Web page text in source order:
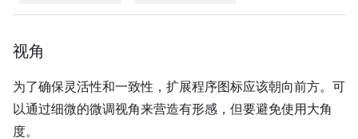
视角
为了确保灵活性和一致性，扩展程序图标应该朝向前方。可
以通过细微的微调视角来营造有形感，但要避免使用大角
度。